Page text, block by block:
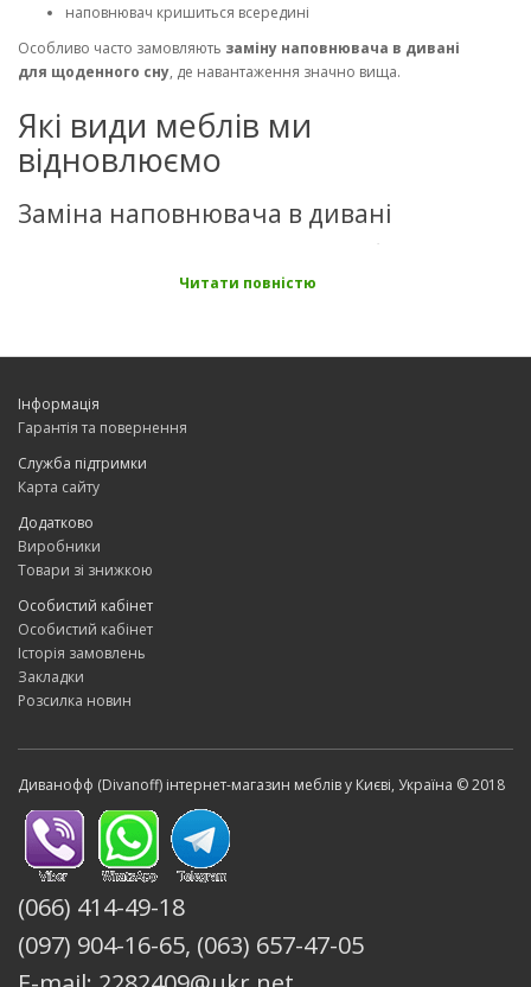
наповнювач кришиться всередині
Особливо часто замовляють заміну наповнювача в дивані
для щоденного сну, де навантаження значно вища.
Які види меблів ми
відновлюємо
Заміна наповнювача в дивані
Відновлюємо прямі, кутові та модульні моделі. Підбираємо
густину наповнювача під щоденне використання.
Заміна наповнювача в кріслі
Оновлюємо м'якість сидіння та спинки, відновлюємо форму та
комфорт.
Заміна наповнювача в ліжку
елементів.
Заміна наповнювача в кухонних
куточках
Особливо потрібна послуга для кухонних меблів з активною
щоденною експлуатацією.
Рекомендуємо також подивитися
Які матеріали
використовуються
Ми використовуємо сучасні меблеві матеріали:
меблевий поролон підвищеної щільності
латексні наповнювачі
синтепон
Читати повністю
Інформація
Гарантія та повернення
Служба підтримки
Карта сайту
Додатково
Виробники
Товари зі знижкою
Особистий кабінет
Особистий кабінет
Історія замовлень
Закладки
Розсилка новин
Диванофф (Divanoff) інтернет-магазин меблів у Києві, Україна © 2018
(066) 414-49-18
(097) 904-16-65, (063) 657-47-05